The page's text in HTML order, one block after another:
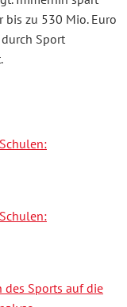
bis zu 530 Mio. Euro
Sport
des Sports auf die